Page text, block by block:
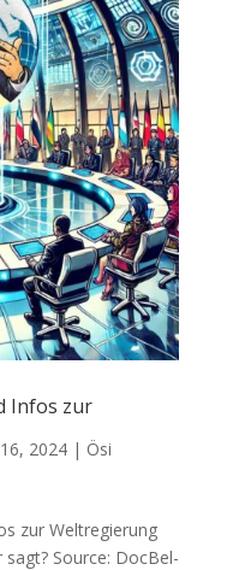
Infos zur
2024| Ösi
zur Weltregierung
Source: Doc­Bel­